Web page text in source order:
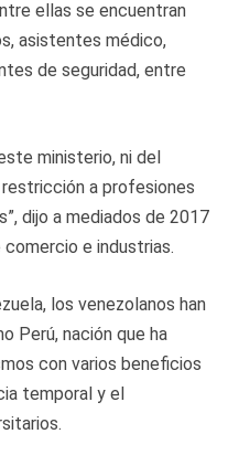
ellas se encuentran
asistentes médico,
de seguridad, entre
ministerio, ni del
a profesiones
dijo a mediados de 2017
e industrias.
los venezolanos han
Perú, nación que ha
con varios beneficios
temporal y el